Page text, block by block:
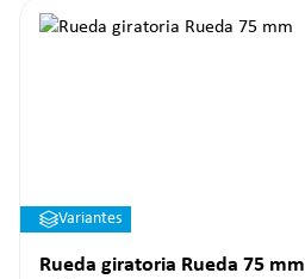
Variantes
Rueda giratoria Rueda 75 mm